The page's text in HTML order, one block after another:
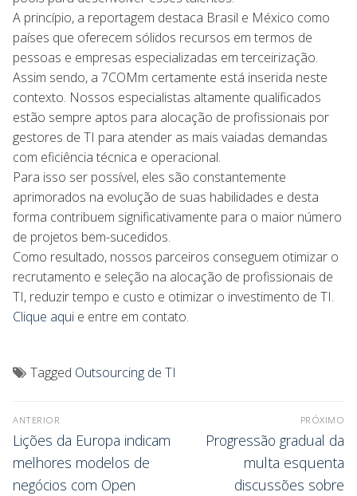
A princípio, a reportagem destaca Brasil e México como
países que oferecem sólidos recursos em termos de
pessoas e empresas especializadas em terceirização.
Assim sendo, a 7COMm certamente está inserida neste
contexto. Nossos especialistas altamente qualificados
estão sempre aptos para alocação de profissionais por
gestores de TI para atender as mais vaiadas demandas
com eficiência técnica e operacional.
Para isso ser possível, eles são constantemente
aprimorados na evolução de suas habilidades e desta
forma contribuem significativamente para o maior número
de projetos bem-sucedidos.
Como resultado, nossos parceiros conseguem otimizar o
recrutamento e seleção na alocação de profissionais de
TI, reduzir tempo e custo e otimizar o investimento de TI.
Clique aqui e entre em contato.
Tagged Outsourcing de TI
ANTERIOR
Lições da Europa indicam
melhores modelos de
negócios com Open
PRÓXIMO
Progressão gradual da
multa esquenta
discussões sobre